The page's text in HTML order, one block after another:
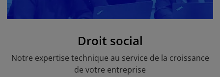
Droit social
Notre expertise technique au service de la croissance
de votre entreprise